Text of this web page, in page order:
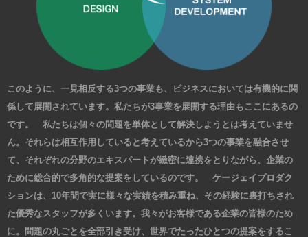
このように、一見相反する3つの事業も、ビジネスにおいては有機的に関
係して展開されています。私たちが3事業を展開する理由もここにあるの
です。 私たちは個々の問題を単体として解決しようとは考えていませ
ん。それらは相互作用していると考えているから3つの事業を融合させ
て、それぞれの分野のエキスパートが緻密に連携をとりながら、企業の
ために総合的で多角的な提案をしているのです。 ケージェイプロダク
ションは、10年間で実に様々な実績を積み重ね、その経験に裏打ちされ
た優秀なスタッフが多くいます。我々がお客様である企業の皆様のため
に。問題の丸ごとを全部引き受け、世界でたったひとつの提案をするこ